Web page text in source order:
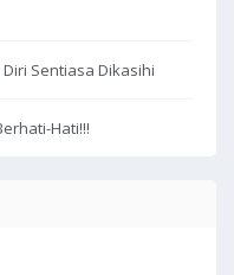
Sentiasa Dikasihi
Hati!!!